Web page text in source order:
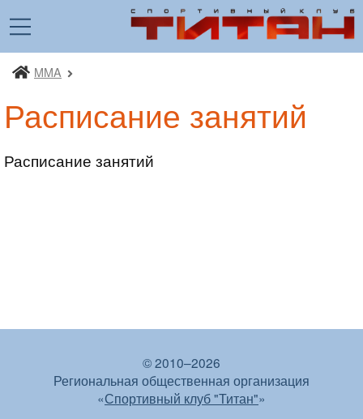
Спортивный клуб «Титан»
MMA
Расписание занятий
Расписание занятий
© 2010–2026
Региональная общественная организация
«Спортивный клуб "Титан"»